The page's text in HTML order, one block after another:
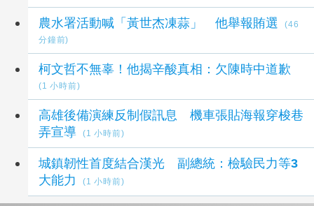
農水署活動喊「黃世杰凍蒜」 他舉報賄選
(46
分鐘前)
柯文哲不無辜！他揭辛酸真相：欠陳時中道歉
(1 小時前)
高雄後備演練反制假訊息 機車張貼海報穿梭巷
弄宣導
(1 小時前)
城鎮韌性首度結合漢光 副總統：檢驗民力等3
大能力
(1 小時前)